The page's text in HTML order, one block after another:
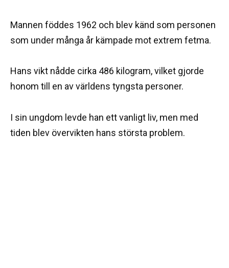
Mannen föddes 1962 och blev känd som personen
som under många år kämpade mot extrem fetma.
Hans vikt nådde cirka 486 kilogram, vilket gjorde
honom till en av världens tyngsta personer.
I sin ungdom levde han ett vanligt liv, men med
tiden blev övervikten hans största problem.